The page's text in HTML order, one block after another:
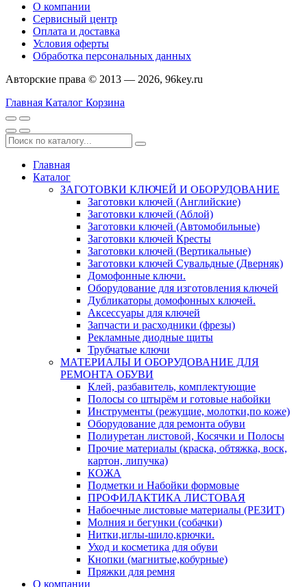
О компании
Сервисный центр
Оплата и доставка
Условия оферты
Обработка персональных данных
Авторские права © 2013 — 2026, 96key.ru
Главная Каталог Корзина
Главная
Каталог
ЗАГОТОВКИ КЛЮЧЕЙ И ОБОРУДОВАНИЕ
Заготовки ключей (Английские)
Заготовки ключей (Аблой)
Заготовки ключей (Автомобильные)
Заготовки ключей Кресты
Заготовки ключей (Вертикальные)
Заготовки ключей Сувальдные (Дверняк)
Домофонные ключи.
Оборудование для изготовления ключей
Дубликаторы домофонных ключей.
Аксессуары для ключей
Запчасти и расходники (фрезы)
Рекламные диодные щиты
Трубчатые ключи
МАТЕРИАЛЫ И ОБОРУДОВАНИЕ ДЛЯ
РЕМОНТА ОБУВИ
Клей, разбавитель, комплектующие
Полосы со штырём и готовые набойки
Инструменты (режущие, молотки,по коже)
Оборудование для ремонта обуви
Полиуретан листовой, Косячки и Полосы
Прочие материалы (краска, обтяжка, воск,
картон, липучка)
КОЖА
Подметки и Набойки формовые
ПРОФИЛАКТИКА ЛИСТОВАЯ
Набоечные листовые материалы (РЕЗИТ)
Молния и бегунки (собачки)
Нитки,иглы-шило,крючки.
Уход и косметика для обуви
Кнопки (магнитые,кобурные)
Пряжки для ремня
О компании